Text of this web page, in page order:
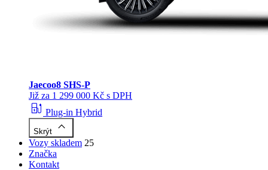
Jaecoo8 SHS-P
Již za 1 299 000 Kč s DPH
ev_station Plug-in Hybrid
Skrýt keyboard_arrow_up
Vozy skladem 25
Značka
Kontakt